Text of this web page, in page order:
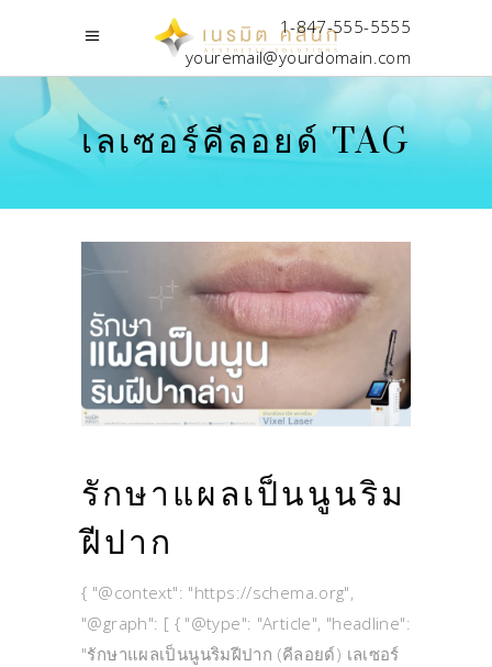
1-847-555-5555
youremail@yourdomain.com
เลเซอร์คีลอยด์ TAG
รักษาแผลเป็นนูนริม
ฝีปาก
{ "@context": "https://schema.org",
"@graph": [ { "@type": "Article", "headline":
"รักษาแผลเป็นนูนริมฝีปาก (คีลอยด์) เลเซอร์